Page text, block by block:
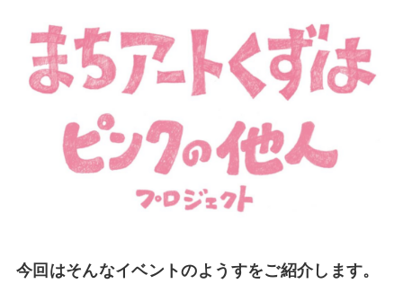
今回はそんなイベントのようすをご紹介します。